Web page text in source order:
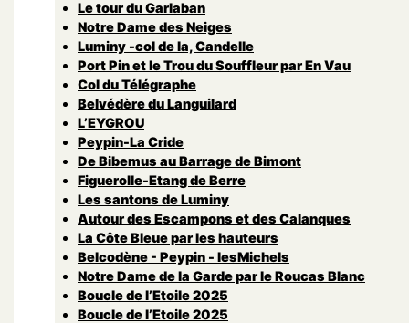
Le tour du Garlaban
Notre Dame des Neiges
Luminy -col de la, Candelle
Port Pin et le Trou du Souffleur par En Vau
Col du Télégraphe
Belvédère du Languilard
L’EYGROU
Peypin-La Cride
De Bibemus au Barrage de Bimont
Figuerolle-Etang de Berre
Les santons de Luminy
Autour des Escampons et des Calanques
La Côte Bleue par les hauteurs
Belcodène - Peypin - lesMichels
Notre Dame de la Garde par le Roucas Blanc
Boucle de l’Etoile 2025
Boucle de l’Etoile 2025